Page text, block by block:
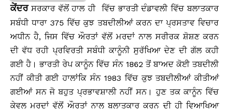
ਕੇਂਦਰਸਰਕਾਰ ਵੱਲੋਂ ਹਾਲ ਹੀ ਵਿੱਚ ਭਾਰਤੀ ਦੰਡਾਵਲੀ ਵਿੱਚ ਬਲਾਤਕਾਰ
ਸਬੰਧੀ ਧਾਰਾ 375 ਵਿੱਚ ਕੁਝ ਤਬਦੀਲੀਆਂ ਕਰਨ ਦਾ ਪ੍ਰਸਤਾਵ ਵਿਚਾਰ
ਅਧੀਨ ਹੈ, ਜਿਸ ਵਿੱਚ ਔਰਤਾਂ ਵੱਲੋਂ ਮਰਦਾਂ ਨਾਲ ਸਰੀਰਕ ਸ਼ੋਸ਼ਣ ਕਰਨ
ਦੀ ਵੱਧ ਰਹੀ ਪ੍ਰਵਿਰਤੀ ਸਬੰਧੀ ਕਾਨੂੰਨੀ ਸੁਰੱਖਿਆ ਦੇਣ ਦੀ ਗੱਲ ਕਹੀ
ਗਈ ਹੈ। ਭਾਰਤੀ ਰੇਪ ਕਾਨੂੰਨ ਵਿੱਚ ਸੰਨ 1862 ਤੋਂ ਬਾਅਦ ਕੋਈ ਤਬਦੀਲੀ
ਨਹੀਂ ਕੀਤੀ ਗਈ ਹਾਲਾਂਕਿ ਸੰਨ 1983 ਵਿੱਚ ਕੁਝ ਤਬਦੀਲੀਆਂ ਕੀਤੀਆਂ
ਗਈਆਂ ਸਨ ਜੋ ਬਹੁਤ ਪ੍ਰਭਾਵਸ਼ਾਲੀ ਨਹੀਂ ਸਨ। ਹੁਣ ਤਕ ਕਾਨੂੰਨ ਵਿੱਚ
ਕੇਵਲ ਮਰਦਾਂ ਵੱਲੋਂ ਔਰਤਾਂ ਨਾਲ ਬਲਾਤਕਾਰ ਕਰਨ ਦੀ ਹੀ ਵਿਆਖਿਆ